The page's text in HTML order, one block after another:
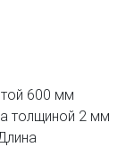
600 мм
толщиной 2 мм